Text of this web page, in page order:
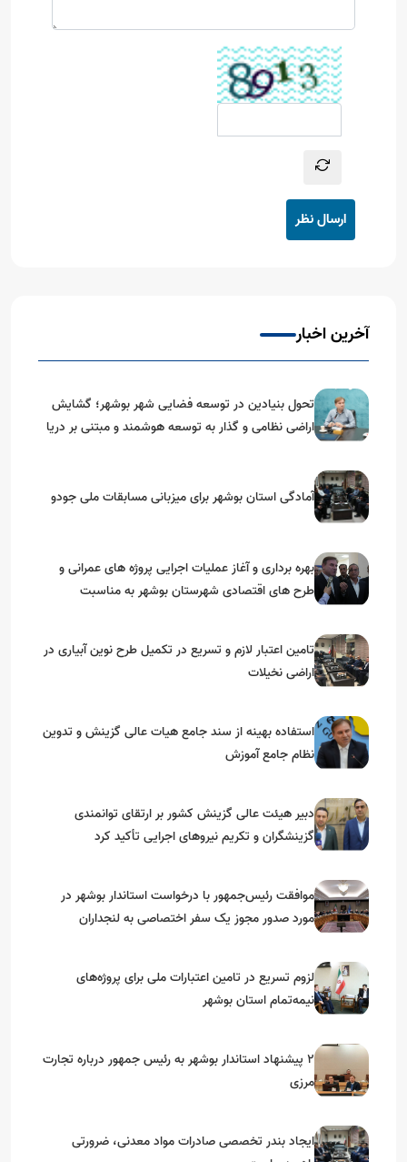
ارسال نظر
آخرین اخبار
تحول بنیادین در توسعه فضایی شهر بوشهر؛ گشایش
اراضی نظامی و گذار به توسعه هوشمند و مبتنی بر دریا
آمادگی استان بوشهر برای میزبانی مسابقات ملی جودو
بهره برداری و آغاز عملیات اجرایی پروژه های عمرانی و
طرح های اقتصادی شهرستان بوشهر به مناسبت
تامین اعتبار لازم و تسریع در تکمیل طرح نوین آبیاری در
اراضی نخیلات
استفاده بهینه از سند جامع هیات عالی گزینش و‌ تدوین
نظام جامع آموزش
دبیر هیئت عالی گزینش کشور بر ارتقای توانمندی
گزینشگران و تکریم نیروهای اجرایی تأکید کرد
موافقت رئیس‌جمهور با درخواست استاندار بوشهر در
مورد صدور مجوز یک سفر اختصاصی به لنجداران
لزوم تسریع در تامین اعتبارات ملی برای پروژه‌های
نیمه‌تمام استان بوشهر
۲ پیشنهاد استاندار بوشهر به رئیس جمهور درباره تجارت
مرزی
ایجاد بندر تخصصی صادرات مواد معدنی، ضرورتی